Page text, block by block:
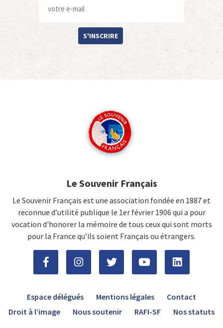
S'INSCRIRE
Le Souvenir Français
Le Souvenir Français est une association fondée en 1887 et
reconnue d’utilité publique le 1er février 1906 qui a pour
vocation d'honorer la mémoire de tous ceux qui sont morts
pour la France qu’ils soient Français ou étrangers.
Espace délégués Mentions légales
Contact
Droit à l’image
Nous soutenir RAFI-SF Nos statuts